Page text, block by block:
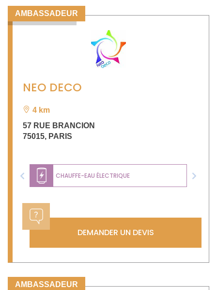
AMBASSADEUR
NEO DECO
4 km
57 RUE BRANCION
75015, PARIS
CHAUFFE-EAU ÉLECTRIQUE
Previous Next
DEMANDER UN DEVIS
AMBASSADEUR